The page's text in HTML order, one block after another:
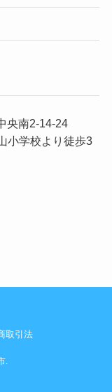
央南2-14-24
小学校より徒歩3
取引法
.